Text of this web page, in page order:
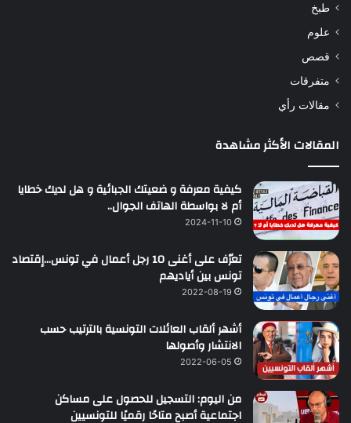
طبخ
علوم
قصص
متفرقات
مقالات رأي
المقالات الأكثر مشاهدة
كيفية معرفة و ضعيتك الجبائية و هل لديك خطايا
أم لا بواسطة الهاتف الجوال..
2024-11-10
تعرّف على أغنى 10 رجل أعمال في تونس…إقتصاد
تونس بين أياديهم
2022-08-19
أشهر ألقاب العائلات التونسية بالترتيب حسب
الانتشار وأصولها
2022-06-05
من اليوم: التسجيل للحصول على مساكن
اجتماعية أصبح متاحًا رقميًا للتونسيين